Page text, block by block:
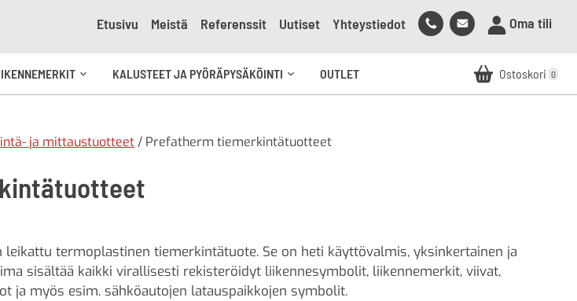
Etusivu Meistä Referenssit Uutiset Yhteystiedot
Soita
meille
Lähetä
meille
Oma tili
KALUSTEET JA PYÖRÄPYSÄKÖINTI
OUTLET Ostoskori 0
ja mittaustuotteet / Prefatherm tiemerkintätuotteet
termoplastinen tiemerkintätuote. Se on heti käyttövalmis, yksinkertainen ja
sisältää kaikki virallisesti rekisteröidyt liikennesymbolit, liikennemerkit, viivat,
ja myös esim. sähköautojen latauspaikkojen symbolit.